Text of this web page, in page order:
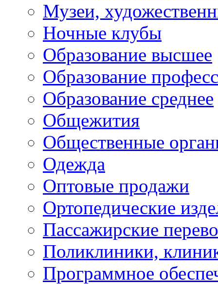
Музеи,
Ночные клубы
Образование высшее
Образование
Образование среднее
Общежития
Общественные
Одежда
Оптовые продажи
Ортопедические
Пассажирские
Поликлиники,
Программное